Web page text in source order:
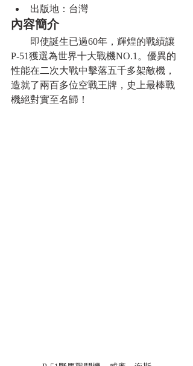
出版地：台灣
內容簡介
即使誕生已過60年，輝煌的戰績讓
P-51獲選為世界十大戰機NO.1。優異的
性能在二次大戰中擊落五千多架敵機，
造就了兩百多位空戰王牌，史上最棒戰
機絕對實至名歸！